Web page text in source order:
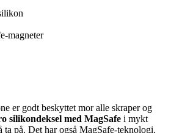
magneter
er godt beskyttet mor alle skraper og
silikondeksel med MagSafe i mykt
ta på. Det har også MagSafe-teknologi.